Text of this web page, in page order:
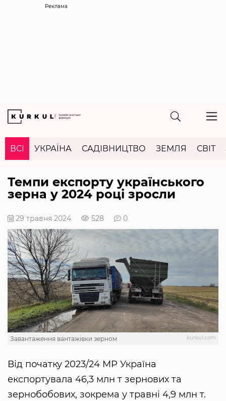
Реклама
ВСІ УКРАЇНА САДІВНИЦТВО ЗЕМЛЯ СВІТ
Темпи експорту українського
зерна у 2024 році зросли
29 травня 2024 528 0
kurkul.com
Завантаження вантажівки зерном
Від початку 2023/24 МР Україна
експортувала 46,3 млн т зернових та
зернобобових, зокрема у травні 4,9 млн т.